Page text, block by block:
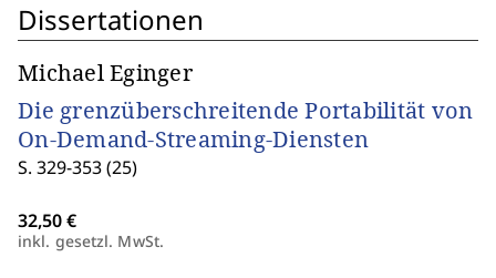
Dissertationen
Michael Eginger
Die grenzüberschreitende Portabilität von
On-Demand-Streaming-Diensten
S. 329-353 (25)
inkl. gesetzl. MwSt.